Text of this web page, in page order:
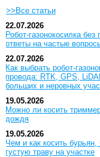
>>Все статьи
22.07.2026
Робот-газонокосилка без
ответы на частые
22.07.2026
Как выбрать робот-
провода: RTK, GPS,
больших и неровных
19.05.2026
Можно ли косить
дождя
19.05.2026
Чем и как косить
густую траву на участке